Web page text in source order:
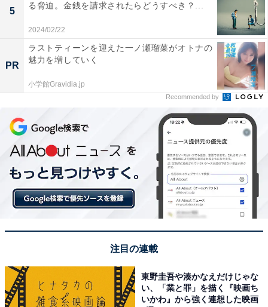
1位は都市部への通勤にも便利な「北群馬郡吉岡
「北群馬郡吉岡町」は、榛名山の南東の山麓から利根川
にかけて広がる地域です。近年、バイパスなどの幹線道
路網が整備されたことで交通利便性が向上。市内には大
型商業施設があるため買い物にも便利です。
合を1点とする10段階の回答平均を100点満点にするため
に10倍したものです。
5
る脅迫。金銭を請求されたらどうすべき？...
2024/02/22
PR
ラストティーンを迎えた一ノ瀬瑠菜がオトナの
魅力を増していく
小学館Gravidia.jp
Recommended by
注目の連載
東野圭吾や湊かなえだけじゃな
い、「業と罪」を描く『映画ち
いかわ』から強く連想した映画